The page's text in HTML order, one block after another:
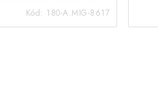
Kód: 180-A.MIG-8617